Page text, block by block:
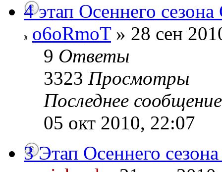
4 этап Осеннего
o6oRmoT» 28 сен
9 Ответы
3323 Просмотры
Последнее
05 окт 2010, 22:07
3 Этап Осеннего